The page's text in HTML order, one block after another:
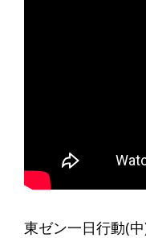
東ゼン一日行動(